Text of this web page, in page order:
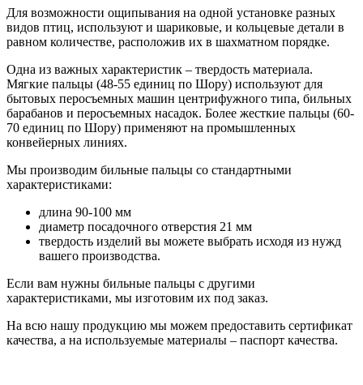
Для возможности ощипывания на одной установке разных
видов птиц, используют и шариковые, и кольцевые детали в
равном количестве, расположив их в шахматном порядке.
Одна из важных характеристик – твердость материала.
Мягкие пальцы (48-55 единиц по Шору) используют для
бытовых перосъемных машин центрифужного типа, бильных
барабанов и перосъемных насадок. Более жесткие пальцы (60-
70 единиц по Шору) применяют на промышленных
конвейерных линиях.
Мы производим бильные пальцы со стандартными
характеристиками:
длина 90-100 мм
диаметр посадочного отверстия 21 мм
твердость изделий вы можете выбрать исходя из нужд
вашего производства.
Если вам нужны бильные пальцы с другими
характеристиками, мы изготовим их под заказ.
На всю нашу продукцию мы можем предоставить сертификат
качества, а на используемые материалы – паспорт качества.